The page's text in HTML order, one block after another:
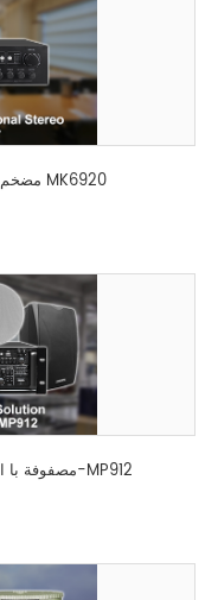
مضخم صوت ستيريو احترافي 2 × من MK6920
DSPPA 4x4 مصفوفة با الحل مع ترحيل عن بعد-MP912